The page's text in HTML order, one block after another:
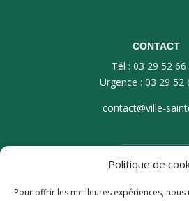
Politique de
Pour offrir les meilleures expériences,
CONTACT
Tél : 03 29 52 66
Urgence : 03 29 52
contact@ville-